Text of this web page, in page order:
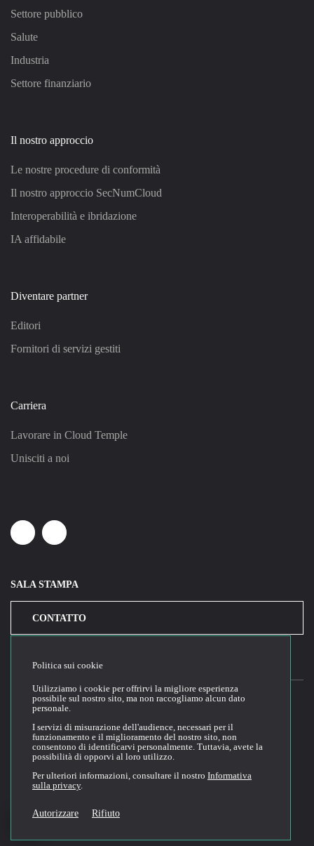
Settore pubblico
Salute
Industria
Settore finanziario
Il nostro approccio
Le nostre procedure di conformità
Il nostro approccio SecNumCloud
Interoperabilità e ibridazione
IA affidabile
Diventare partner
Editori
Fornitori di servizi gestiti
Carriera
Lavorare in Cloud Temple
Unisciti a noi
LinkedinYoutube
SALA STAMPA
CONTATTO
Condizioni generali di utilizzo del sito web
Politica di riservatezza
Politica dei cookie
Condizioni generali di vendita e di utilizzo
Politica sui cookie
Utilizziamo i cookie per offrirvi la migliore esperienza
possibile sul nostro sito, ma non raccogliamo alcun dato
personale.
I servizi di misurazione dell'audience, necessari per il
funzionamento e il miglioramento del nostro sito, non
consentono di identificarvi personalmente. Tuttavia, avete la
possibilità di opporvi al loro utilizzo.
Per ulteriori informazioni, consultare il nostro Informativa
sulla privacy.
Autorizzare Rifiuto